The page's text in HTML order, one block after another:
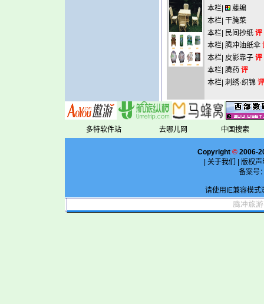
本栏|
藤编
本栏| 干腌菜
本栏| 民间抄纸 评
本栏| 腾冲油纸伞
本栏| 皮影靠子 评
本栏| 腾药 评
本栏| 刺绣·织锦 评
多特软件站 去哪儿网 中国搜索
Copyright © 2006-
关于我们
版权
备案号
请使用IE兼容模式